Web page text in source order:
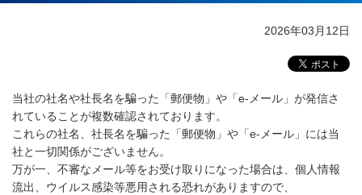
2026年03月12日
当社の社名や社長名を騙った「郵便物」や「e-メール」が発信さ
れていることが複数確認されております。
これらの社名、社長名を騙った「郵便物」や「e-メール」には当
社と一切関係がございません。
万が一、不審なメール等をお受け取りになった場合は、個人情報
流出、ウイルス感染等悪用される恐れがありますので、